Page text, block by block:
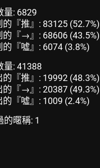
量: 6829
的『推』: 83125 (52.7%)
的『→』: 68606 (43.5%)
的『噓』: 6074 (3.8%)
量: 41388
的『推』: 19992 (48.3%)
的『→』: 20387 (49.3%)
的『噓』: 1009 (2.4%)
的暱稱: 1